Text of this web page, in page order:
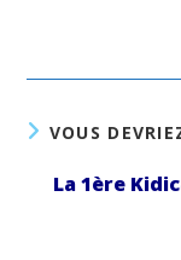
VOUS
La 1ère